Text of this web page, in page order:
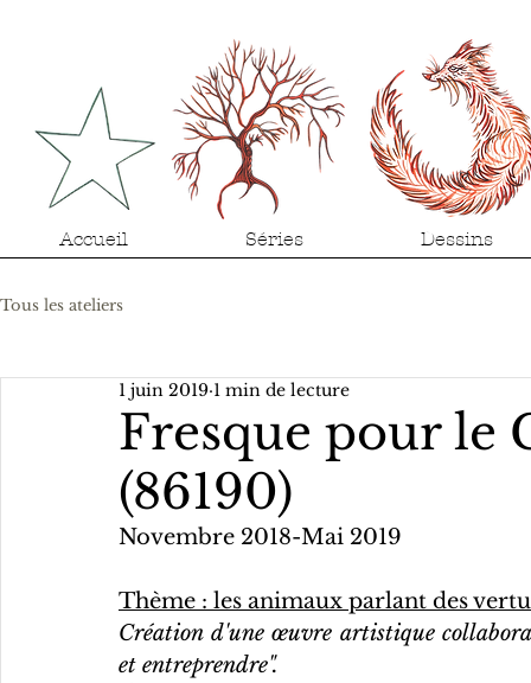
Tous les ateliers
Fresque pour le
(86190)
1 juin 2019 1 min de lecture
Novembre 2018-Mai 2019
Thème : les animaux parlant des
Création d'une œuvre artistique
et entreprendre".
Accueil Séries Dessins